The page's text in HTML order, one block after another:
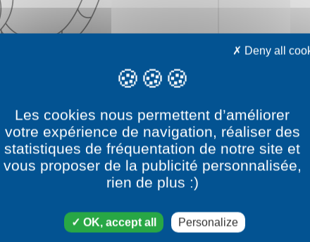
Les cookies nous permettent d’améliorer
votre expérience de navigation, réaliser des
statistiques de fréquentation de notre site et
vous proposer de la publicité personnalisée,
rien de plus :)
OK, accept all
Deny all
Personalize